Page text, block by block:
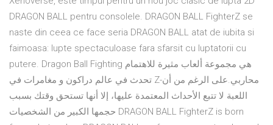
DRAGON BALL pentru consolele. DRAGON BALL FighterZ se
naste din ceea ce face seria DRAGON BALL atat de iubita si
faimoasa: lupte spectaculoase fara sfarsit cu luptatorii cu
putere. Dragon Ball Fighting هي مجموعة ألعاب مثيرة للاهتمام
تحدث في عالم دراكون و مغامرات في Z-محاربي.على الرغم من أن
اللعبة لا تتبع الأحداث المعتمدة عليها، إلا أنها تستحق وقتك بسبب
حجمها الكبير من الشخصيات DRAGON BALL FighterZ is born